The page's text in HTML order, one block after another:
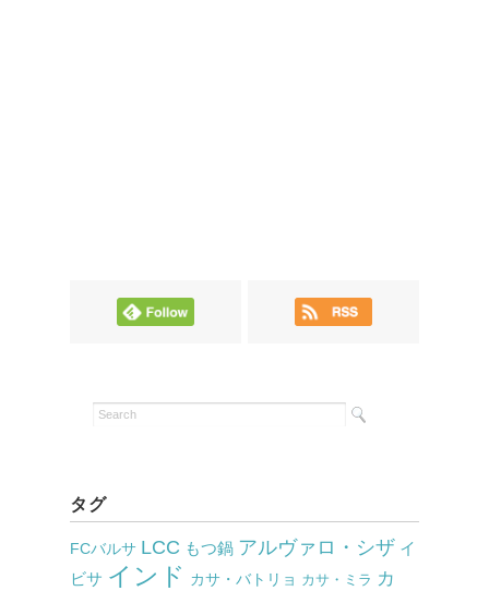
タグ
FCバルサ LCC もつ鍋 アルヴァロ・シザ イ
ビサ インド カサ・バトリョ カサ・ミラ カ